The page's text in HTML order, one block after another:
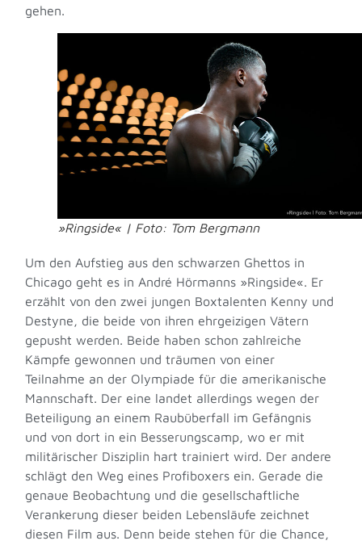
gehen.
»Ringside« | Foto: Tom Bergmann
Um den Aufstieg aus den schwarzen Ghettos in
Chicago geht es in André Hörmanns »Ringside«. Er
erzählt von den zwei jungen Boxtalenten Kenny und
Destyne, die beide von ihren ehrgeizigen Vätern
gepusht werden. Beide haben schon zahlreiche
Kämpfe gewonnen und träumen von einer
Teilnahme an der Olympiade für die amerikanische
Mannschaft. Der eine landet allerdings wegen der
Beteiligung an einem Raubüberfall im Gefängnis
und von dort in ein Besserungscamp, wo er mit
militärischer Disziplin hart trainiert wird. Der andere
schlägt den Weg eines Profiboxers ein. Gerade die
genaue Beobachtung und die gesellschaftliche
Verankerung dieser beiden Lebensläufe zeichnet
diesen Film aus. Denn beide stehen für die Chance,